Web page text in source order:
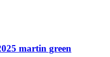
martin green